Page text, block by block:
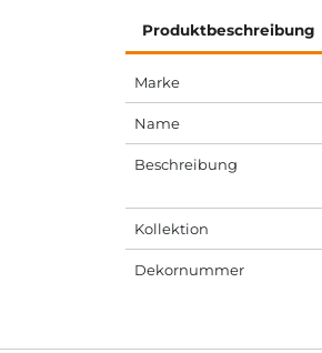
Produktbeschreibung
Marke
Name
Beschreibung
Kollektion
Dekornummer